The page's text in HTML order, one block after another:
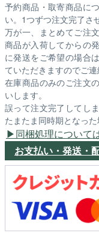
予約商品・取寄商品に
い。1つずつ注文完了さ
万が一、まとめてご注
商品が入荷してからの
に発送をご希望の場合
ていただきますのでご連
在庫商品のみのご注文
いします。
誤って注文完了してし
たまたま同時期となっ
同梱処理について
お支払い・発送・